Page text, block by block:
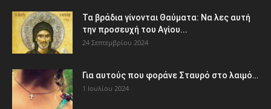
Τα βράδια γίνονται Θαύματα: Να λες αυτή
την προσευχή του Αγίου...
24 Σεπτεμβρίου 2024
Για αυτούς που φοράνε Σταυρό στο λαιμό…
1 Ιουλίου 2024